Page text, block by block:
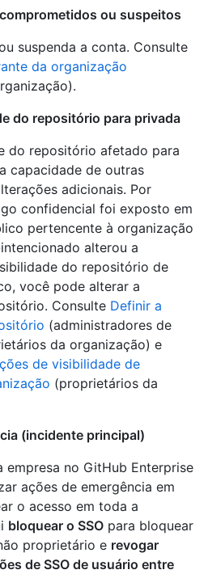
ou suspeitos
suspenda a conta. Consulte
da organização
do repositório para privada
do repositório afetado para
capacidade de outras
adicionais. Por
confidencial foi exposto em
pertencente à organização
alterou a
do repositório de
você pode alterar a
Consulte Definir a
(administradores de
da organização) e
de visibilidade de
(proprietários da
(incidente principal)
empresa no GitHub Enterprise
ações de emergência em
o acesso em toda a
bloquear o SSO para bloquear
proprietário e revogar
de SSO de usuário entre